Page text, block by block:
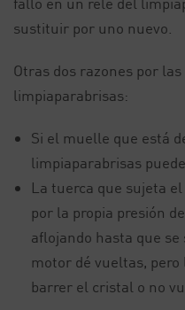
sustituir por uno nuevo.
Otras dos razones por
limpiaparabrisas:
Si el muelle que está
limpiaparabrisas
La tuerca que sujeta
por la propia presión
aflojando hasta que
motor dé vueltas,
barrer el cristal o no